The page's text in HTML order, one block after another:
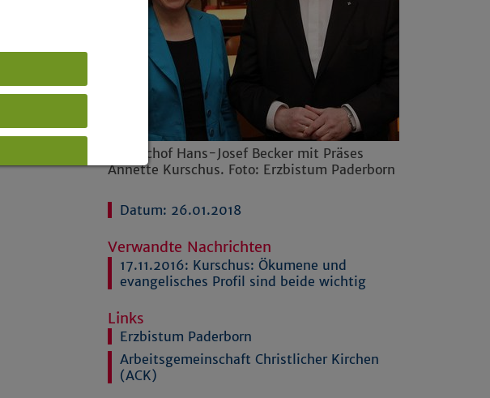
Erzbischof Hans-Josef Becker mit Präses
Annette Kurschus. Foto: Erzbistum Paderborn
Datum: 26.01.2018
Verwandte Nachrichten
17.11.2016: Kurschus: Ökumene und
evangelisches Profil sind beide wichtig
Links
Erzbistum Paderborn
Arbeitsgemeinschaft Christlicher Kirchen
(ACK)